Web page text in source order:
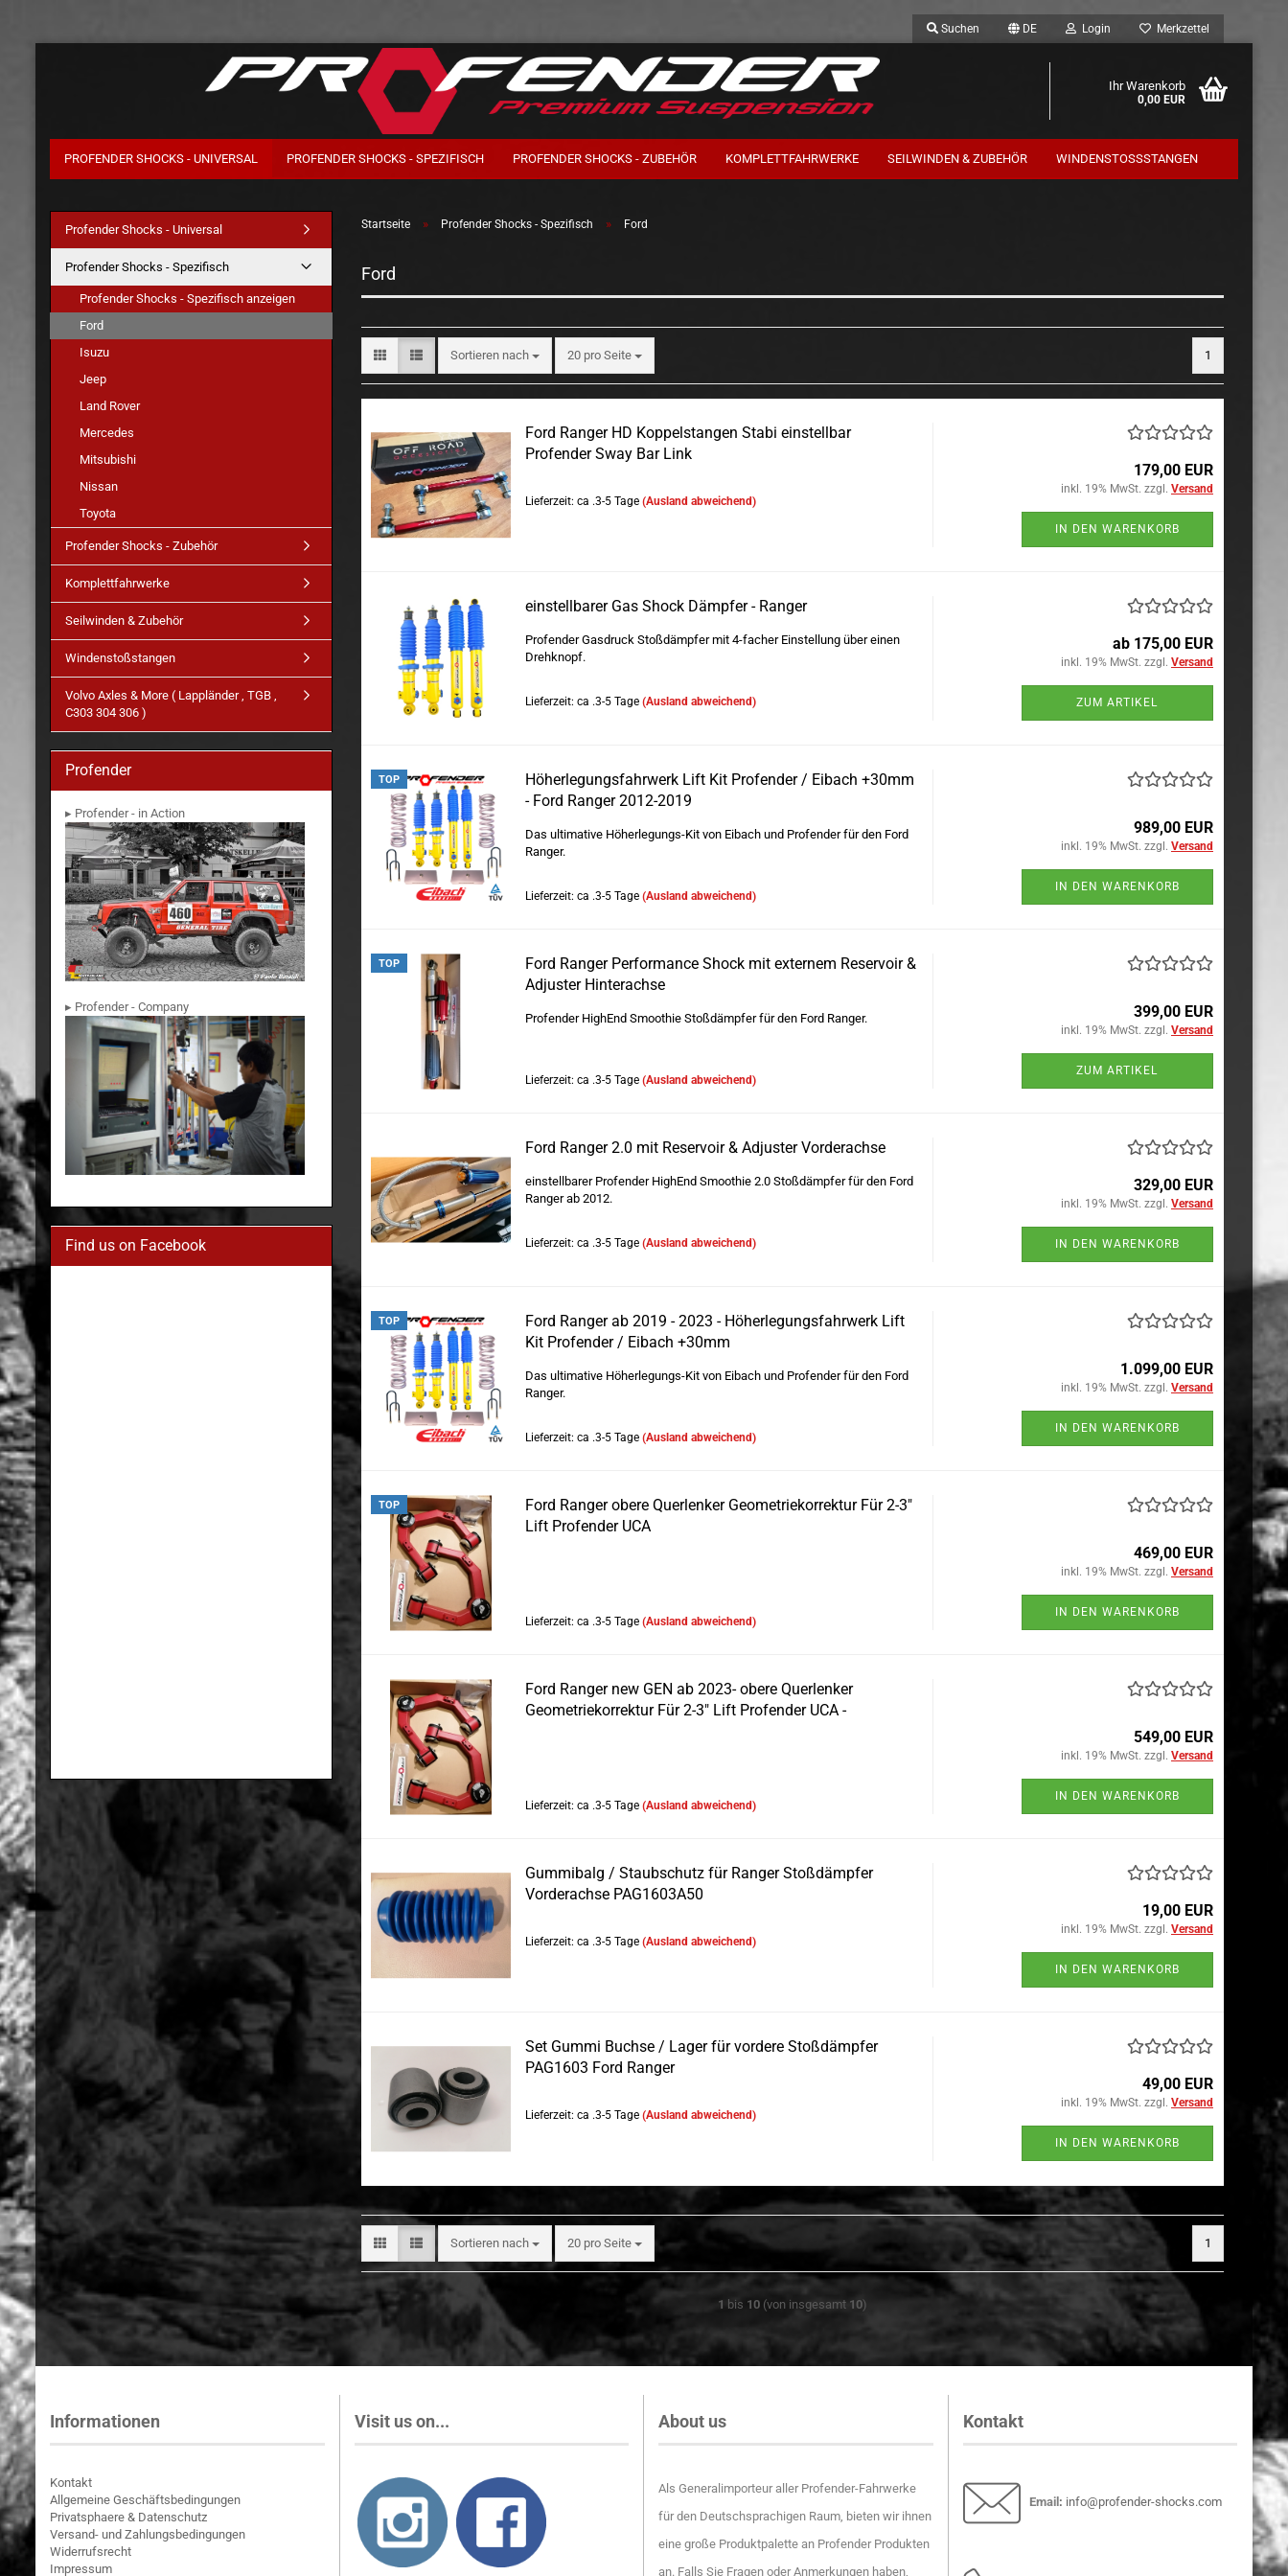
Suchen DE Login Merkzettel
Ihr Warenkorb
0,00 EUR
PROFENDER SHOCKS - UNIVERSAL PROFENDER SHOCKS - SPEZIFISCH PROFENDER SHOCKS - ZUBEHÖR KOMPLETTFAHRWERKE SEILWINDEN & ZUBEHÖR WINDENSTOSSSTANGEN
Startseite » Profender Shocks - Spezifisch » Ford
Ford
Sortieren nach
Sortieren nach 20 pro Seite
pro Seite 1
Ford Ranger HD Koppelstangen Stabi einstellbar
Profender Sway Bar Link
Lieferzeit: ca .3-5 Tage (Ausland abweichend)
179,00 EUR
inkl. 19% MwSt. zzgl. Versand
IN DEN WARENKORB
einstellbarer Gas Shock Dämpfer - Ranger
Profender Gasdruck Stoßdämpfer mit 4-facher Einstellung über einen
Drehknopf.
Lieferzeit: ca .3-5 Tage (Ausland abweichend)
ab 175,00 EUR
inkl. 19% MwSt. zzgl. Versand
ZUM ARTIKEL
TOP
Höherlegungsfahrwerk Lift Kit Profender / Eibach +30mm
- Ford Ranger 2012-2019
Das ultimative Höherlegungs-Kit von Eibach und Profender für den Ford
Ranger.
Lieferzeit: ca .3-5 Tage (Ausland abweichend)
989,00 EUR
inkl. 19% MwSt. zzgl. Versand
IN DEN WARENKORB
TOP
Ford Ranger Performance Shock mit externem Reservoir &
Adjuster Hinterachse
Profender HighEnd Smoothie Stoßdämpfer für den Ford Ranger.
Lieferzeit: ca .3-5 Tage (Ausland abweichend)
399,00 EUR
inkl. 19% MwSt. zzgl. Versand
ZUM ARTIKEL
Ford Ranger 2.0 mit Reservoir & Adjuster Vorderachse
einstellbarer Profender HighEnd Smoothie 2.0 Stoßdämpfer für den Ford
Ranger ab 2012.
Lieferzeit: ca .3-5 Tage (Ausland abweichend)
329,00 EUR
inkl. 19% MwSt. zzgl. Versand
IN DEN WARENKORB
TOP
Ford Ranger ab 2019 - 2023 - Höherlegungsfahrwerk Lift
Kit Profender / Eibach +30mm
Das ultimative Höherlegungs-Kit von Eibach und Profender für den Ford
Ranger.
Lieferzeit: ca .3-5 Tage (Ausland abweichend)
1.099,00 EUR
inkl. 19% MwSt. zzgl. Versand
IN DEN WARENKORB
TOP
Ford Ranger obere Querlenker Geometriekorrektur Für 2-3"
Lift Profender UCA
Lieferzeit: ca .3-5 Tage (Ausland abweichend)
469,00 EUR
inkl. 19% MwSt. zzgl. Versand
IN DEN WARENKORB
Ford Ranger new GEN ab 2023- obere Querlenker
Geometriekorrektur Für 2-3" Lift Profender UCA -
Lieferzeit: ca .3-5 Tage (Ausland abweichend)
549,00 EUR
inkl. 19% MwSt. zzgl. Versand
IN DEN WARENKORB
Gummibalg / Staubschutz für Ranger Stoßdämpfer
Vorderachse PAG1603A50
Lieferzeit: ca .3-5 Tage (Ausland abweichend)
19,00 EUR
inkl. 19% MwSt. zzgl. Versand
IN DEN WARENKORB
Set Gummi Buchse / Lager für vordere Stoßdämpfer
PAG1603 Ford Ranger
Lieferzeit: ca .3-5 Tage (Ausland abweichend)
49,00 EUR
inkl. 19% MwSt. zzgl. Versand
IN DEN WARENKORB
Sortieren nach
Sortieren nach 20 pro Seite
pro Seite 1
1 bis 10 (von insgesamt 10)
Profender Shocks - Universal
Profender Shocks - Spezifisch
Profender Shocks - Spezifisch anzeigen
Ford
Isuzu
Jeep
Land Rover
Mercedes
Mitsubishi
Nissan
Toyota
Profender Shocks - Zubehör
Komplettfahrwerke
Seilwinden & Zubehör
Windenstoßstangen
Volvo Axles & More ( Lappländer , TGB ,
C303 304 306 )
Profender
▸ Profender - in Action
▸ Profender - Company
Find us on Facebook
Informationen
Kontakt
Allgemeine Geschäftsbedingungen
Privatsphaere & Datenschutz
Versand- und Zahlungsbedingungen
Widerrufsrecht
Impressum
Visit us on... About us
Als Generalimporteur aller Profender-Fahrwerke
für den Deutschsprachigen Raum, bieten wir ihnen
eine große Produktpalette an Profender Produkten
an. Falls Sie Fragen oder Anmerkungen haben,
Kontakt
Email : info@profender-shocks.com